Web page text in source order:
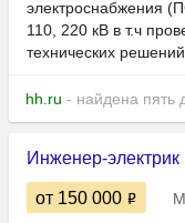
электроснабжения
110, 220 кВ в т.ч
технических
hh.ru - найдена пять
Инженер-электрик
от 150 000